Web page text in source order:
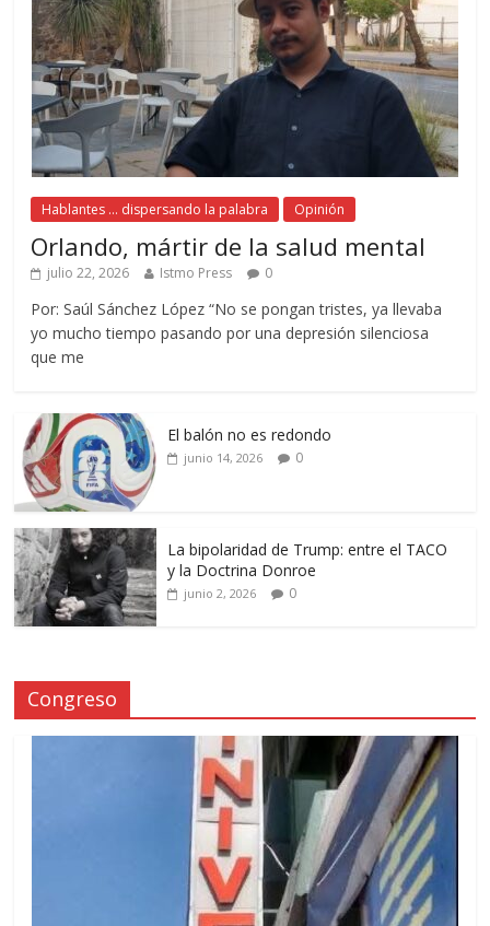
Hablantes ... dispersando la palabra Opinión
Orlando, mártir de la salud mental
julio 22, 2026 Istmo Press 0
Por: Saúl Sánchez López “No se pongan tristes, ya llevaba
yo mucho tiempo pasando por una depresión silenciosa
que me
El balón no es redondo
junio 14, 2026 0
La bipolaridad de Trump: entre el TACO
y la Doctrina Donroe
junio 2, 2026 0
Congreso